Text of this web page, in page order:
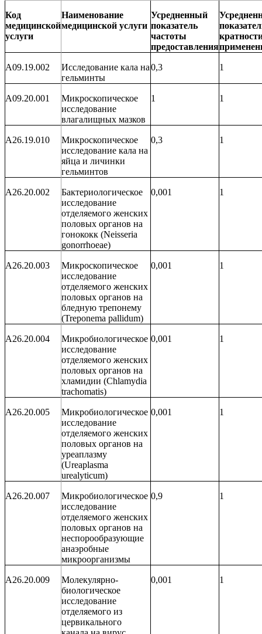
Код
медицинской
услуги
Наименование
медицинской услуги
Усредненный
показатель
частоты
предоставления
A09.19.002
Исследование кала на
гельминты
0,3 1
A09.20.001
Микроскопическое
исследование
влагалищных мазков
1 1
A26.19.010
Микроскопическое
исследование кала на
яйца и личинки
гельминтов
0,3 1
A26.20.002
Бактериологическое
исследование
отделяемого женских
половых органов на
гонококк (Neisseria
gonorrhoeae)
0,001 1
A26.20.003
Микроскопическое
исследование
отделяемого женских
половых органов на
бледную трепонему
(Treponema pallidum)
0,001 1
A26.20.004
Микробиологическое
исследование
отделяемого женских
половых органов на
хламидии (Chlamydia
trachomatis)
0,001 1
A26.20.005
Микробиологическое
исследование
отделяемого женских
половых органов на
уреаплазму
(Ureaplasma
urealyticum)
0,001 1
A26.20.007
Микробиологическое
исследование
отделяемого женских
половых органов на
неспорообразующие
анаэробные
микроорганизмы
0,9 1
A26.20.009
Молекулярно-
биологическое
исследование
отделяемого из
цервикального
0,001 1